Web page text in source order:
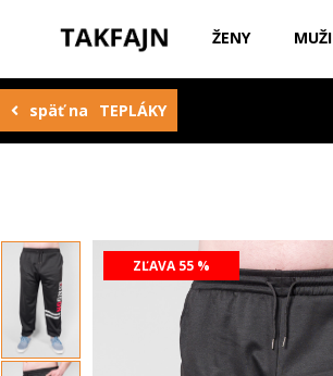
ŽENY MUŽI
späť na TEPLÁKY
ZĽAVA 55 %